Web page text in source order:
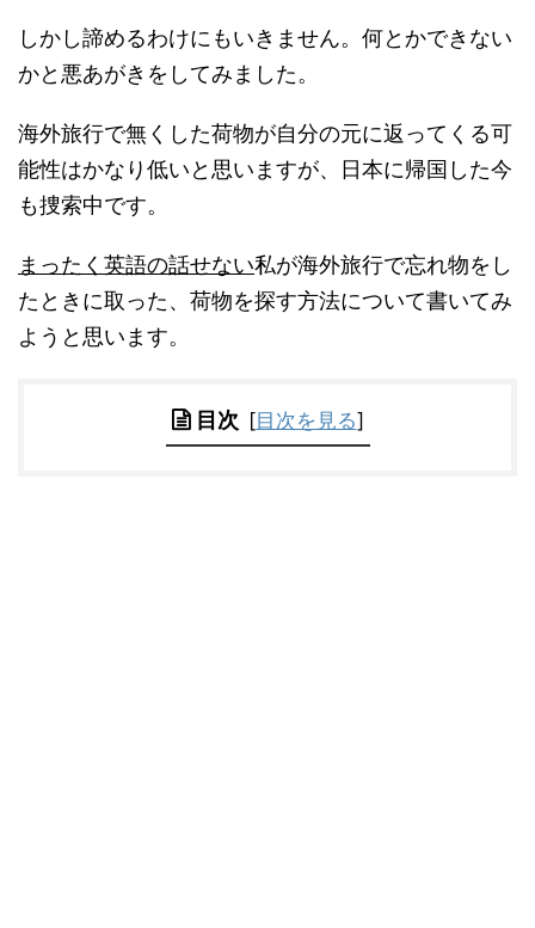
しかし諦めるわけにもいきません。何とかできない
かと悪あがきをしてみました。
海外旅行で無くした荷物が自分の元に返ってくる可
能性はかなり低いと思いますが、日本に帰国した今
も捜索中です。
まったく英語の話せない私が海外旅行で忘れ物をし
たときに取った、荷物を探す方法について書いてみ
ようと思います。
目次 [目次を見る]